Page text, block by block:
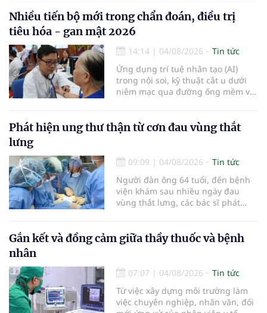
điểm dừng chân đầu tiên tại Bệnh
viện Bạch Mai cơ sở Ninh Bình.
Nhiều tiến bộ mới trong chẩn đoán, điều trị
tiêu hóa - gan mật 2026
14:14 | 04/08/2026
Tin tức
Ứng dụng trí tuệ nhân tạo (AI)
trong nội soi, kỹ thuật cắt u dưới
niêm mạc qua đường ống mềm và
là những nội dung trọng tâm được
báo cáo tại Hội thảo khoa học cập
tiêu hóa - gan mật vừa diễn ra
ngày 1/8 tại Bệnh viện Đại học
quốc tế Hồng Bàng.
Phát hiện ung thư thận từ cơn đau vùng thắt
lưng
09:09 | 04/08/2026
Tin tức
Người đàn ông 64 tuổi, đến bệnh
viện khám sau nhiều ngày đau
vùng thắt lưng, các bác sĩ phát
biểu mô tế bào thận. Với khối u còn
ở giai đoạn sớm, người bệnh được
bằng phẫu thuật robot thay vì phải
cắt bỏ toàn bộ quả thận như trước
đây.
Gắn kết và đồng cảm giữa thầy thuốc và bệnh
nhân
07:07 | 04/08/2026
Tin tức
Từ việc xây dựng môi trường làm
việc chuyên nghiệp, nhân văn, đổi